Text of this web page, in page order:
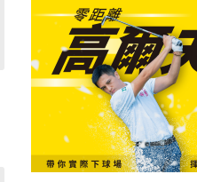
熱門課程